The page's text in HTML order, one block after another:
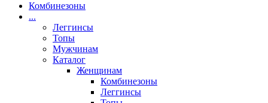
Комбинезоны
...
Леггинсы
Топы
Мужчинам
Каталог
Женщинам
Комбинезоны
Леггинсы